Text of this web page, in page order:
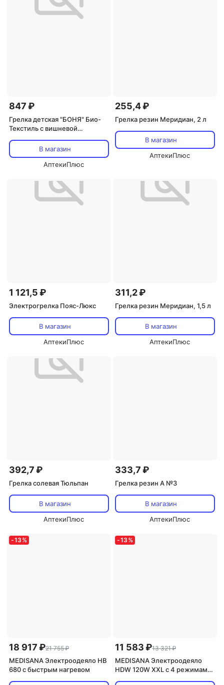
847 ₽
Грелка детская "БОНЯ" Био-
Текстиль с вишневой
В магазин
АптекиПлюс
255,4 ₽
Грелка резин Меридиан, 2 л
В магазин
АптекиПлюс
1 121,5 ₽
Электрогрелка Пояс-Люкс
В магазин
АптекиПлюс
311,2 ₽
Грелка резин Меридиан, 1,5 л
В магазин
АптекиПлюс
392,7 ₽
Грелка солевая Тюльпан
В магазин
АптекиПлюс
333,7 ₽
Грелка резин А №3
В магазин
АптекиПлюс
-13 %
18 917 ₽21 755 ₽
MEDISANA Электроодеяло HB
680 с быстрым нагревом
-13 %
11 583 ₽13 321 ₽
MEDISANA Электроодеяло
HDW 120W XXL с 4 режимами